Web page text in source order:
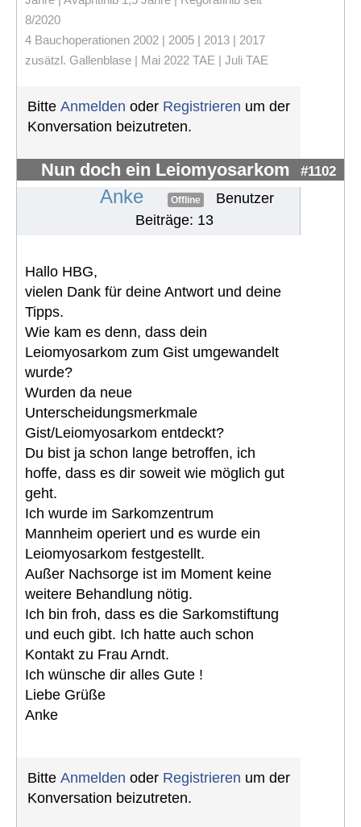
8/2020
4 Bauchoperationen 2002 | 2005 | 2013 | 2017
zusätzl. Gallenblase | Mai 2022 TAE | Juli TAE
Bitte Anmelden oder Registrieren um der
Konversation beizutreten.
Nun doch ein Leiomyosarkom #1102
Anke Offline
Benutzer
Beiträge: 13
Hallo HBG,
vielen Dank für deine Antwort und deine
Tipps.
Wie kam es denn, dass dein
Leiomyosarkom zum Gist umgewandelt
wurde?
Wurden da neue
Unterscheidungsmerkmale
Gist/Leiomyosarkom entdeckt?
Du bist ja schon lange betroffen, ich
hoffe, dass es dir soweit wie möglich gut
geht.
Ich wurde im Sarkomzentrum
Mannheim operiert und es wurde ein
Leiomyosarkom festgestellt.
Außer Nachsorge ist im Moment keine
weitere Behandlung nötig.
Ich bin froh, dass es die Sarkomstiftung
und euch gibt. Ich hatte auch schon
Kontakt zu Frau Arndt.
Ich wünsche dir alles Gute !
Liebe Grüße
Anke
Bitte Anmelden oder Registrieren um der
Konversation beizutreten.